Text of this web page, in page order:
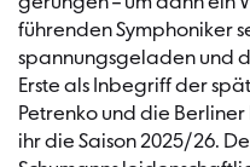
führenden Symphoniker
spannungsgeladen und
Erste als Inbegriff der
Petrenko und die
ihr die Saison 2025/26.